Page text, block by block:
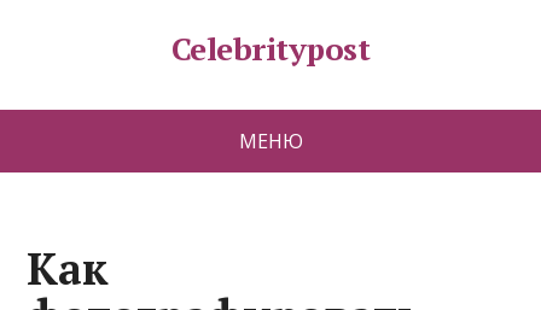
Celebritypost
МЕНЮ
Как